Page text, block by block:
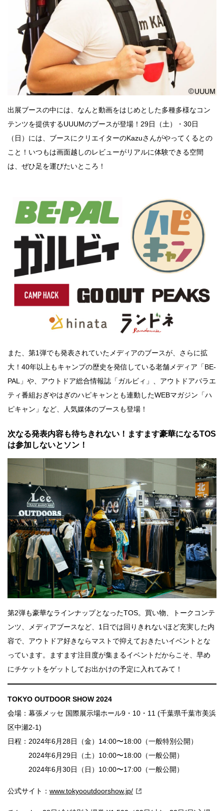
出展ブースの中には、なんと動画をはじめとした多種多様なコン
テンツを提供するUUUMのブースが登場！29日（土）・30日
（日）には、ブースにクリエイターのKazuさんがやってくるとの
こと！いつもは画面越しのレビューがリアルに体験できる空間
は、ぜひ足を運びたいところ！
また、第1弾でも発表されていたメディアのブースが、さらに拡
大！40年以上もキャンプの歴史を発信している老舗メディア「BE-
PAL」や、アウトドア総合情報誌「ガルビィ」、アウトドアバラエ
ティ番組おぎやはぎのハピキャンとも連動したWEBマガジン「ハ
ピキャン」など、人気媒体のブースも登場！
次なる発表内容も待ちきれない！ますます豪華になるTOS
は参加しないとソン！
第2弾も豪華なラインナップとなったTOS。買い物、トークコンテ
ンツ、メディアブースなど、1日では回りきれないほど充実した内
容で、アウトドア好きならマストで抑えておきたいイベントとな
っています。ますます注目度が集まるイベントだからこそ、早め
にチケットをゲットしてお出かけの予定に入れてみて！
TOKYO OUTDOOR SHOW 2024
会場：幕張メッセ 国際展示場ホール9・10・11 (千葉県千葉市美浜
区中瀬2-1)
日程：2024年6月28日（金）14:00〜18:00（一般特別公開）
2024年6月29日（土）10:00〜18:00（一般公開）
2024年6月30日（日）10:00〜17:00（一般公開）
公式サイト： www.tokyooutdoorshow.jp/